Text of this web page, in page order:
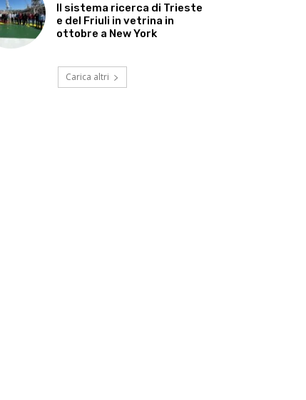
Il sistema ricerca di Trieste
e del Friuli in vetrina in
ottobre a New York
Carica altri